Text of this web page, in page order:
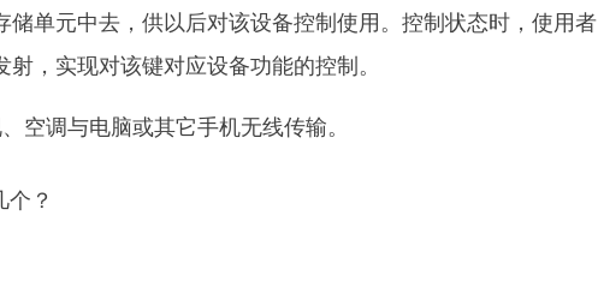
单元中去，供以后对该设备控制使用。控制状态时，使用者
，实现对该键对应设备功能的控制。
空调与电脑或其它手机无线传输。